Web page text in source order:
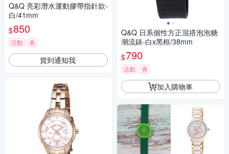
Q&Q 亮彩潛水運動膠帶指針款-
白/41mm
$850
活動 券
貨到通知我
Q&Q 日系個性方正混搭泡泡糖
潮流錶-白x黑框/38mm
$790
活動 券
加入購物車